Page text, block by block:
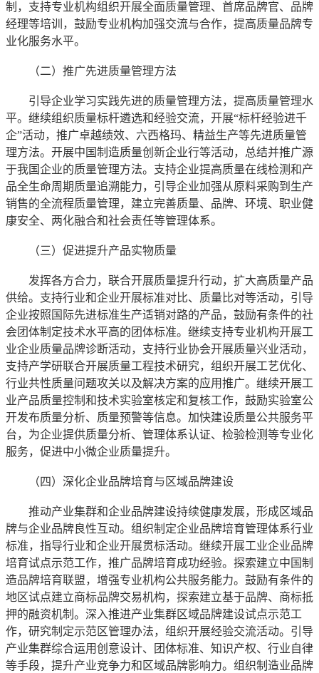
制，支持专业机构组织开展全面质量管理、首席品牌官、品牌
经理等培训，鼓励专业机构加强交流与合作，提高质量品牌专
业化服务水平。
（二）推广先进质量管理方法
引导企业学习实践先进的质量管理方法，提高质量管理水
平。继续组织质量标杆遴选和经验交流，开展“标杆经验进千
企”活动，推广卓越绩效、六西格玛、精益生产等先进质量管
理方法。开展中国制造质量创新企业行等活动，总结并推广源
于我国企业的质量管理方法。支持企业提高质量在线检测和产
品全生命周期质量追溯能力，引导企业加强从原料采购到生产
销售的全流程质量管理，建立完善质量、品牌、环境、职业健
康安全、两化融合和社会责任等管理体系。
（三）促进提升产品实物质量
发挥各方合力，联合开展质量提升行动，扩大高质量产品
供给。支持行业和企业开展标准对比、质量比对等活动，引导
企业按照国际先进标准生产适销对路的产品，鼓励有条件的社
会团体制定技术水平高的团体标准。继续支持专业机构开展工
业企业质量品牌诊断活动，支持行业协会开展质量兴业活动，
支持产学研联合开展质量工程技术研究，组织开展工艺优化、
行业共性质量问题攻关以及解决方案的应用推广。继续开展工
业产品质量控制和技术实验室核定和复核工作，鼓励实验室公
开发布质量分析、质量预警等信息。加快建设质量公共服务平
台，为企业提供质量分析、管理体系认证、检验检测等专业化
服务，促进中小微企业质量提升。
（四）深化企业品牌培育与区域品牌建设
推动产业集群和企业品牌建设持续健康发展，形成区域品
牌与企业品牌良性互动。组织制定企业品牌培育管理体系行业
标准，指导行业和企业开展贯标活动。继续开展工业企业品牌
培育试点示范工作，推广品牌培育成功经验。探索建立中国制
造品牌培育联盟，增强专业机构公共服务能力。鼓励有条件的
地区试点建立商标品牌交易机构，探索建立基于品牌、商标抵
押的融资机制。深入推进产业集群区域品牌建设试点示范工
作，研究制定示范区管理办法，组织开展经验交流活动。引导
产业集群综合运用创意设计、团体标准、知识产权、行业自律
等手段，提升产业竞争力和区域品牌影响力。组织制造业品牌